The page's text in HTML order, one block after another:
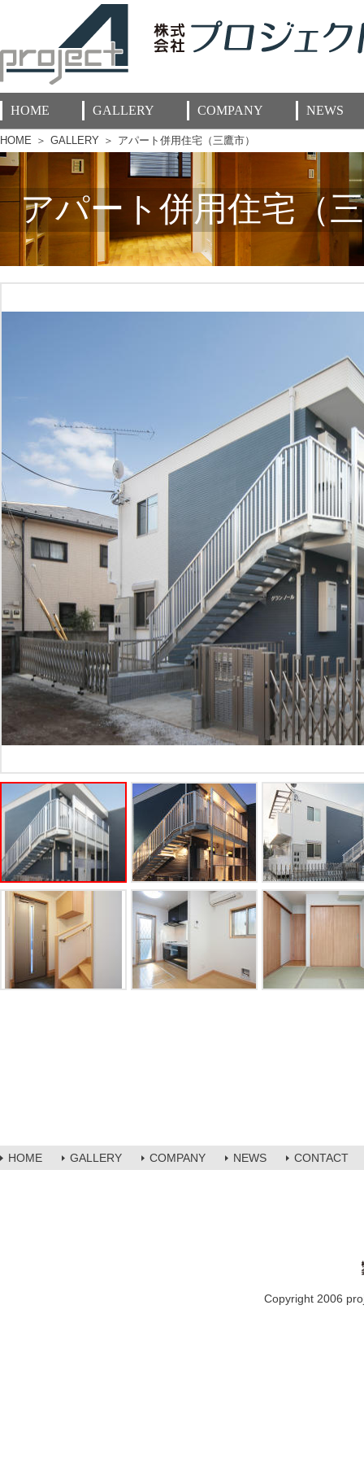
HOME GALLERY COMPANY NEWS
HOME ＞ GALLERY ＞ アパート併用住宅（三鷹市）
アパート併用住宅（
HOME GALLERY COMPANY NEWS CONTACT
Copyright 2006